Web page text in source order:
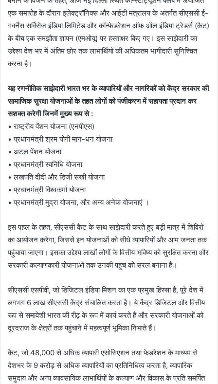
एक समारोह के दौरान इलेक्ट्रॉनिक्स और आईटी मंत्रालय के अंतर्गत सीएससी ई-
गवर्नेंस सर्विसेज इंडिया लिमिटेड और कॉन्फेडरेशन ऑफ ऑल इंडिया ट्रेडर्स (कैट)
के बीच एक समझौता ज्ञापन (एमओयू) पर हस्ताक्षर किए गए। इस साझेदारी का
उद्देश्य देश भर में अंतिम छोर तक लाभार्थियों की अधिकतम भागीदारी सुनिश्चित
करना है।
यह रणनीतिक साझेदारी भारत भर के व्यापारियों और नागरिकों को केंद्र सरकार की
सामाजिक सुरक्षा योजनाओं के तहत लोगों को पंजीकरण में सहायता प्रदान कर
सशक्त करेगी जिनमें मुख्य रूप से :
• राष्ट्रीय पेंशन योजना (एनपीएस)
• प्रधानमंत्री श्रम योगी मान-धन योजना
• अटल पेंशन योजना
• प्रधानमंत्री स्वनिधि योजना
• लखपति दीदी और डिजी सखी योजना
• प्रधानमंत्री विश्वकर्मा योजना
• प्रधानमंत्री मुद्रा योजना, और अन्य अनेक योजनाएं ।
इस पहल के तहत, सीएससी कैट के साथ साझेदारी करते हुए बड़ी मात्र में शिविरों
का आयोजन करेगा, जिससे इन योजनाओं को सीधे व्यापारियों और आम जनता तक
पहुंचाया जाएगा। इसका उद्देश्य लाखों लोगों के वित्तीय भविष्य को सुरक्षित करना और
सरकारी कल्याणकारी योजनाओं तक उनकी पहुंच को सरल बनाना है।
सीएससी एसपीवी, जो डिजिटल इंडिया मिशन का एक प्रमुख हिस्सा है, पूरे देश में
लगभग 6 लाख सीएससी केंद्र संचालित करता है। ये केंद्र डिजिटल और वित्तीय
रूप से समावेशी भारत की रीढ़ के रूप में कार्य करते हैं और सरकारी योजनाओं को
दूरदराज के क्षेत्रों तक पहुंचाने में महत्वपूर्ण भूमिका निभाते हैं।
कैट, जो 48,000 से अधिक व्यापारी एसोसिएशन तथा फेडरेशन के माध्यम से
देशभर के 9 करोड़ से अधिक व्यापारियों का प्रतिनिधित्व करता है, व्यापारिक
समुदाय और अन्य व्यावसायिक लाभार्थियों के कल्याण और विकास के प्रति समर्पित